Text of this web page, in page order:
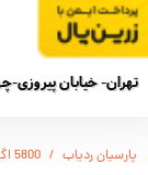
پارسیان ردیاب 5800 اگهی ترب